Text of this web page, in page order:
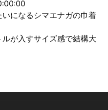
になるシマエナガの巾着
が入すサイズ感で結構大